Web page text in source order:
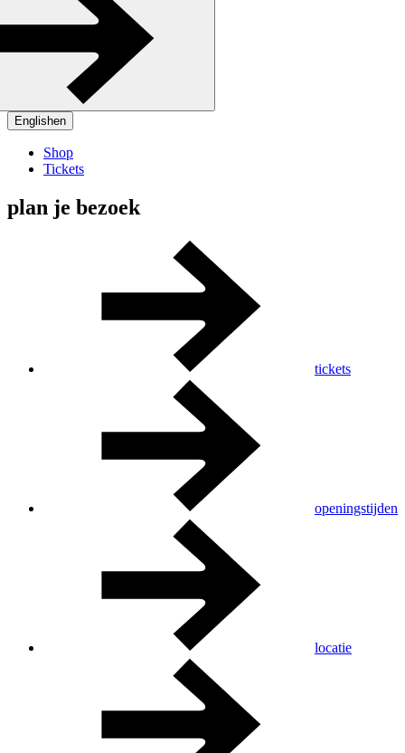
Englishen
Shop
Tickets
plan je bezoek
tickets
openingstijden
locatie